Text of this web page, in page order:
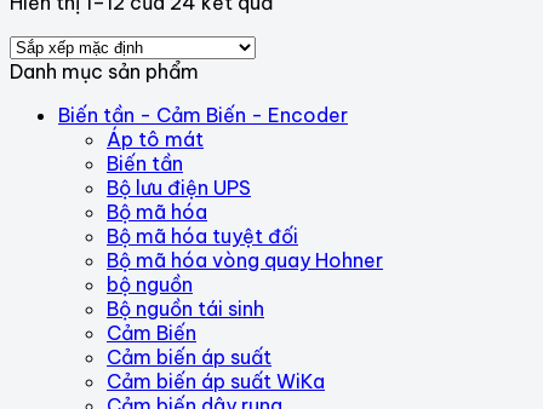
Danh mục sản phẩm
Biến tần - Cảm Biến - Encoder
Áp tô mát
Biến tần
Bộ lưu điện UPS
Bộ mã hóa
Bộ mã hóa tuyệt đối
Bộ mã hóa vòng quay Hohner
bộ nguồn
Bộ nguồn tái sinh
Cảm Biến
Cảm biến áp suất
Cảm biến áp suất WiKa